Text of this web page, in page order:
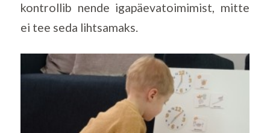
kontrollib nende igapäevatoimimist, mitte
ei tee seda lihtsamaks.